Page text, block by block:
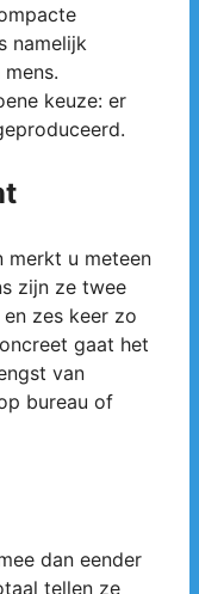
namelijk
keuze: er
merkt u meteen
zijn ze twee
zes keer zo
gaat het
van
bureau of
dan eender
tellen ze